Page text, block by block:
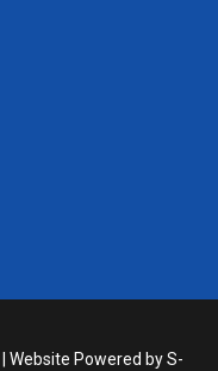
| Website Powered byS-